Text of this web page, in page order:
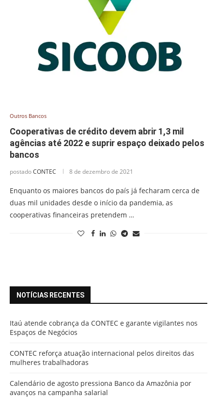
Outros Bancos
Cooperativas de crédito devem abrir 1,3 mil
agências até 2022 e suprir espaço deixado pelos
bancos
postadoCONTEC 8 de dezembro de 2021
Enquanto os maiores bancos do país já fecharam cerca de
duas mil unidades desde o início da pandemia, as
cooperativas financeiras pretendem …
NOTÍCIAS RECENTES
Itaú atende cobrança da CONTEC e garante vigilantes nos
Espaços de Negócios
CONTEC reforça atuação internacional pelos direitos das
mulheres trabalhadoras
Calendário de agosto pressiona Banco da Amazônia por
avanços na campanha salarial